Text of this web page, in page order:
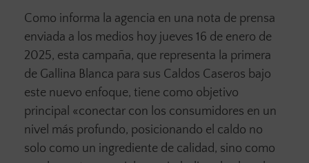
Como informa la agencia en una nota de prensa
enviada a los medios hoy jueves 16 de enero de
2025, esta campaña, que representa la primera
de Gallina Blanca para sus Caldos Caseros bajo
este nuevo enfoque, tiene como objetivo
principal «conectar con los consumidores en un
nivel más profundo, posicionando el caldo no
solo como un ingrediente de calidad, sino como